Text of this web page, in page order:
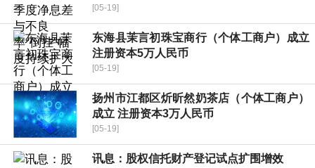
[05-19]
东海县茉言初珠宝商行（个体工商户）成立
注册资本5万人民币
[05-19]
扬州市江都区炘昕然奶茶店（个体工商户）
成立 注册资本3万人民币
[05-19]
讯息：股权信托财产登记试点扩围增效